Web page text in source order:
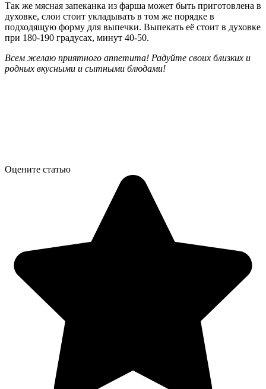
Так же мясная запеканка из фарша может быть приготовлена в
духовке, слои стоит укладывать в том же порядке в
подходящую форму для выпечки. Выпекать её стоит в духовке
при 180-190 градусах, минут 40-50.
Всем желаю приятного аппетита! Радуйте своих близких и
родных вкусными и сытными блюдами!
Оцените статью